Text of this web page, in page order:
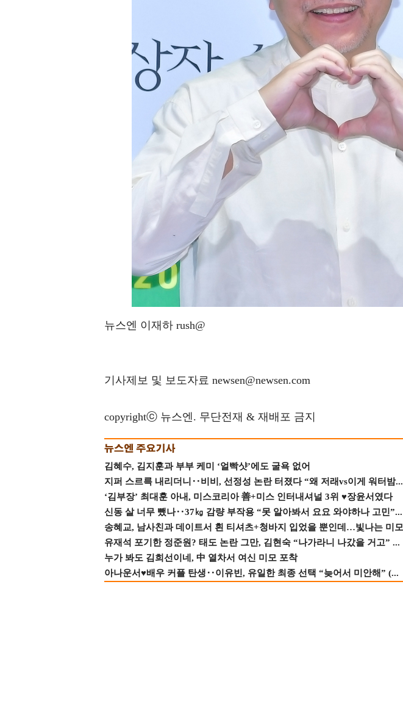
뉴스엔 이재하 rush@
기사제보 및 보도자료 newsen@newsen.com
copyrightⓒ 뉴스엔. 무단전재 & 재배포 금지
김혜수, 김지훈과 부부 케미 ‘얼빡샷’에도 굴욕 없어
지퍼 스르륵 내리더니‥비비, 선정성 논란 터졌다 “왜 저래vs이게 워터밤...
‘김부장’ 최대훈 아내, 미스코리아 善+미스 인터내셔널 3위 ♥장윤서였다
신동 살 너무 뺐나‥37㎏ 감량 부작용 “못 알아봐서 요요 와야하나 고민”...
송혜교, 남사친과 데이트서 흰 티셔츠+청바지 입었을 뿐인데…빛나는 미모
유재석 포기한 정준원? 태도 논란 그만, 김현숙 “나가라니 나갔을 거고” ...
누가 봐도 김희선이네, 中 열차서 여신 미모 포착
아나운서♥배우 커플 탄생‥이유빈, 유일한 최종 선택 “늦어서 미안해” (...